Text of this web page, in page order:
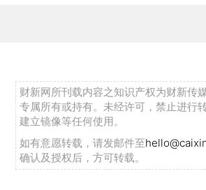
财新网所刊载内容之知识产权为财新传
专属所有或持有。未经许可，禁止进行
建立镜像等任何使用。
如有意愿转载，请发邮件至
确认及授权后，方可转载。